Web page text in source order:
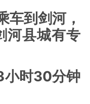
车到剑河，
河县城有专
小时30分钟